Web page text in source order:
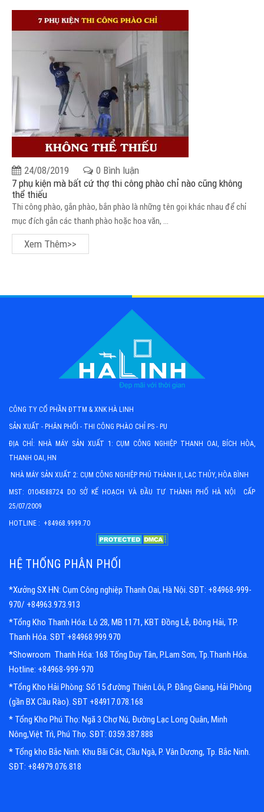
24/08/2019
0 Bình luận
7 phụ kiện mà bất cứ thợ thi công phào chỉ nào cũng không
thể thiếu
Thi công phào, gắn phào, bắn phào là những tên gọi khác nhau để chỉ
mục đích gắn các thanh phào hoặc hoa văn, ...
Xem Thêm>>
CÔNG TY CỔ PHẦN ĐTTM & XNK HÀ LINH
SẢN XUẤT - PHÂN PHỐI - THI CÔNG PHÀO CHỈ PS - PU
ĐỊA CHỈ: NHÀ MÁY SẢN XUẤT 1: CỤM CÔNG NGHIỆP THANH OAI, BÍCH HÒA,
THANH OAI, HN
NHÀ MÁY SẢN XUẤT 2: CỤM CÔNG NGHIỆP PHÚ THÀNH II, LẠC THỦY, HÒA BÌNH
MST: 0104588724 DO SỞ KẾ HOẠCH VÀ ĐẦU TƯ THÀNH PHỐ HÀ NỘI CẤP
25/07/2009
HOTLINE : +84968.9999.70
HỆ THỐNG PHÂN PHỐI
*Xưởng SX HN: Cụm Công nghiệp Thanh Oai, Hà Nội. SĐT: +84968-999-
970/ +84963.973.913
*Tổng Kho Thanh Hóa: Lô 28, MB 1171, KBT Đồng Lễ, Đông Hải, TP.
Thanh Hóa. SĐT +84968.999.970
*Showroom Thanh Hóa: 168 Tống Duy Tân, P.Lam Sơn, Tp.Thanh Hóa.
Hotline: +84968-999-970
*Tổng Kho Hải Phòng: Số 15 đường Thiên Lôi, P. Đằng Giang, Hải Phòng
(gần BX Cầu Rào). SĐT +84917.078.168
* Tổng Kho Phú Thọ: Ngã 3 Chợ Nú, Đường Lạc Long Quân, Minh
Nông,Việt Trì, Phú Thọ. SĐT: 0359.387.888
* Tổng kho Bắc Ninh: Khu Bãi Cát, Cầu Ngà, P. Vân Dương, Tp. Bắc Ninh.
SĐT: +84979.076.818